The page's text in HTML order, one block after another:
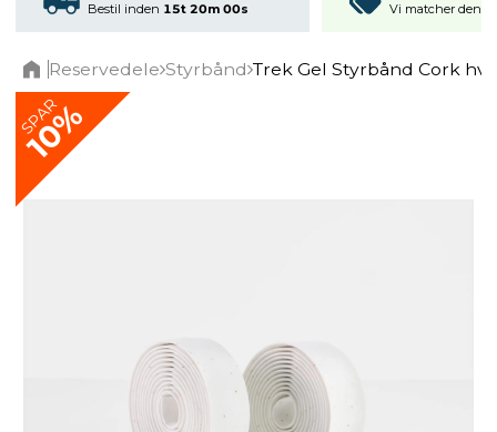
Bestil inden 15t 20m 00s
Vi matcher den
Reservedele Styrbånd Trek Gel Styrbånd Cork
SPAR
10%